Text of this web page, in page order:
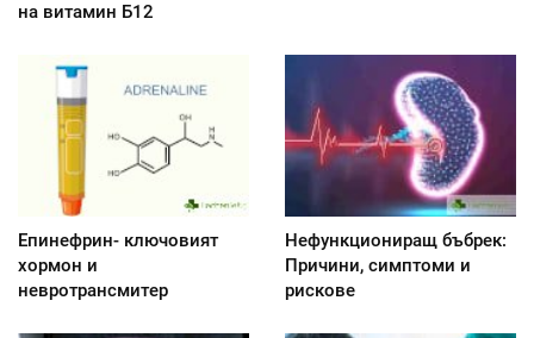
на витамин Б12
Епинефрин- ключовият
хормон и
невротрансмитер
Нефункциониращ бъбрек:
Причини, симптоми и
рискове